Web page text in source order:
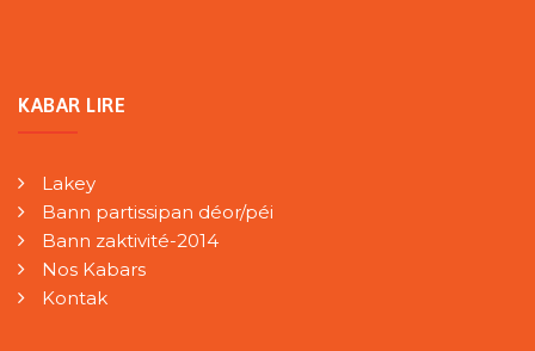
KABAR LIRE
Lakey
Bann partissipan déor/péi
Bann zaktivité-2014
Nos Kabars
Kontak